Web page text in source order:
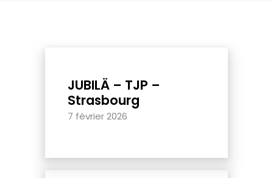
JUBILÄ – TJP –
Strasbourg
7 février 2026